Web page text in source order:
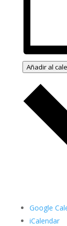
Añadir al
Google
iCalendar